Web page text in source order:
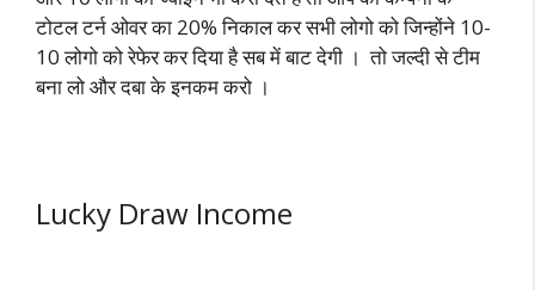
टोटल टर्न ओवर का 20% निकाल कर सभी लोगो को जिन्होंने 10-
10 लोगो को रेफेर कर दिया है सब में बाट देगी । तो जल्दी से टीम
बना लो और दबा के इनकम करो ।
Lucky Draw Income